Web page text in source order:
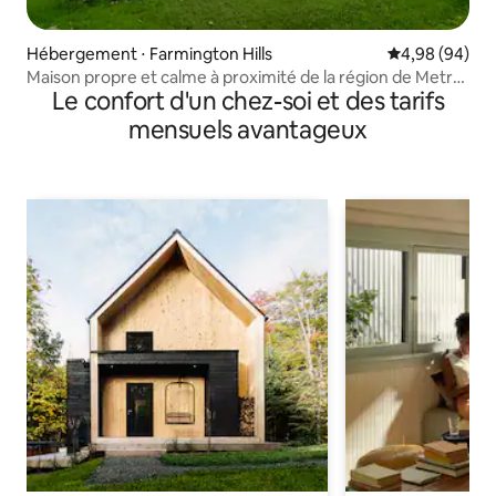
Hébergement ⋅ Farmington Hills Évaluation
4,98 (94)
Maison propre et calme à proximité de la région de Metro-
Detroit
Le confort d'un chez-soi et des tarifs
mensuels avantageux